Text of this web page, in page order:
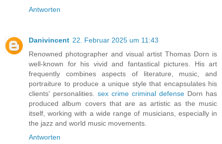
Antworten
Danivincent 22. Februar 2025 um 11:43
Renowned photographer and visual artist Thomas Dorn is
well-known for his vivid and fantastical pictures. His art
frequently combines aspects of literature, music, and
portraiture to produce a unique style that encapsulates his
clients' personalities. sex crime criminal defense Dorn has
produced album covers that are as artistic as the music
itself, working with a wide range of musicians, especially in
the jazz and world music movements.
Antworten